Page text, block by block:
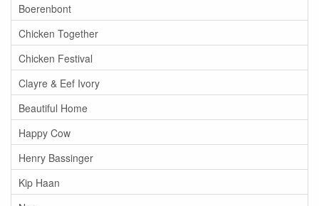
Boerenbont
Chicken Together
Chicken Festival
Clayre & Eef Ivory
Beautiful Home
Happy Cow
Henry Bassinger
Kip Haan